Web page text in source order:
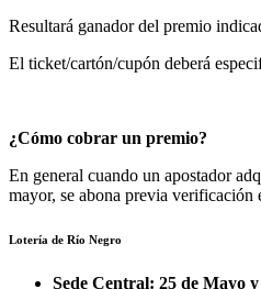
Resultará ganador del premio
El ticket/cartón/cupón deberá
¿Cómo cobrar un premio?
En general cuando un apostador
mayor, se abona previa verificación
Lotería de Río Negro
Sede Central: 25 de Mayo